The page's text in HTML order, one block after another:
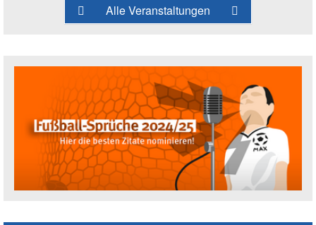
Alle Veranstaltungen
Fußballspruch des Jahres: Spruch